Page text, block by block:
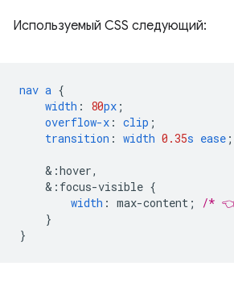
Используемый CSS следующий:
nav a {
width : 80px ;
overflow-x : clip ;
transition : width 0.35s ease ;
& :hover,
& :focus-visible {
width : max-content ;
/*
}
}